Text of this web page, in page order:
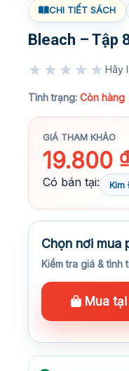
CHI TIẾT SÁCH
Bleach – Tập
★★★★★ Hãy
Tình trạng: Còn hàng
GIÁ THAM KHẢO
19.800 ₫
Có bán tại:
Kim
Chọn nơi mua
Kiểm tra giá &
Mua tại